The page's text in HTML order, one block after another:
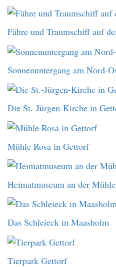
Fähre und Traumschiff auf
Sonnenuntergang am Nord-
Die St.-Jürgen-Kirche in
Mühle Rosa in Gettorf
Heimatmuseum an der
Das Schleieck in Maasholm
Tierpark Gettorf